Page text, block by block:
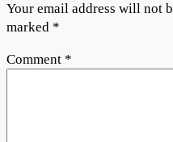
Your email address will not
marked *
Comment *